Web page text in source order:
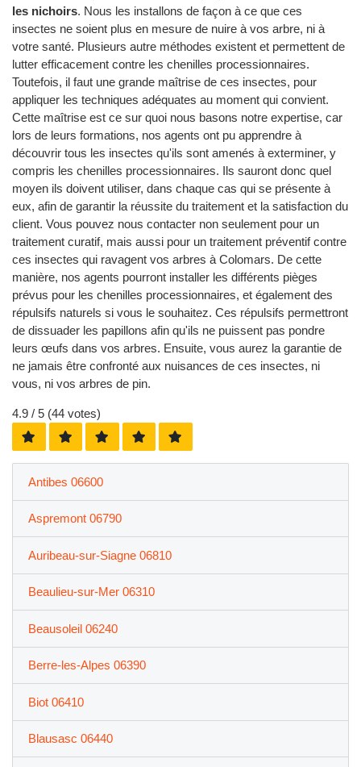
les nichoirs. Nous les installons de façon à ce que ces
insectes ne soient plus en mesure de nuire à vos arbre, ni à
votre santé. Plusieurs autre méthodes existent et permettent de
lutter efficacement contre les chenilles processionnaires.
Toutefois, il faut une grande maîtrise de ces insectes, pour
appliquer les techniques adéquates au moment qui convient.
Cette maîtrise est ce sur quoi nous basons notre expertise, car
lors de leurs formations, nos agents ont pu apprendre à
découvrir tous les insectes qu'ils sont amenés à exterminer, y
compris les chenilles processionnaires. Ils sauront donc quel
moyen ils doivent utiliser, dans chaque cas qui se présente à
eux, afin de garantir la réussite du traitement et la satisfaction du
client. Vous pouvez nous contacter non seulement pour un
traitement curatif, mais aussi pour un traitement préventif contre
ces insectes qui ravagent vos arbres à Colomars. De cette
manière, nos agents pourront installer les différents pièges
prévus pour les chenilles processionnaires, et également des
répulsifs naturels si vous le souhaitez. Ces répulsifs permettront
de dissuader les papillons afin qu'ils ne puissent pas pondre
leurs œufs dans vos arbres. Ensuite, vous aurez la garantie de
ne jamais être confronté aux nuisances de ces insectes, ni
vous, ni vos arbres de pin.
4.9 / 5 (44 votes)
Antibes 06600
Aspremont 06790
Auribeau-sur-Siagne 06810
Beaulieu-sur-Mer 06310
Beausoleil 06240
Berre-les-Alpes 06390
Biot 06410
Blausasc 06440